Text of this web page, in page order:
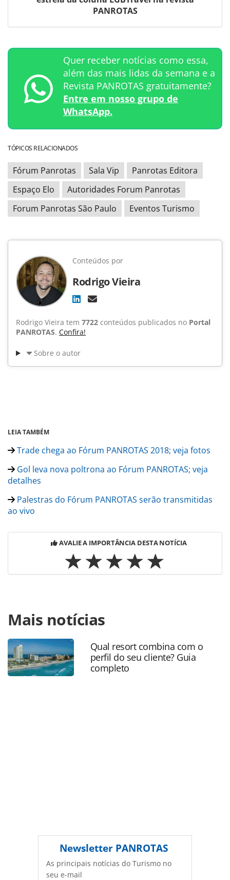
PANROTAS
Quer receber notícias como essa,
além das mais lidas da semana e a
Revista PANROTAS gratuitamente?
Entre em nosso grupo de
WhatsApp.
TÓPICOS RELACIONADOS
Fórum Panrotas Sala Vip
Panrotas Editora
Espaço Elo
Autoridades Forum Panrotas
Forum Panrotas São Paulo
Eventos Turismo
Conteúdos por
Rodrigo Vieira
Rodrigo Vieira tem 7722 conteúdos publicados no Portal
PANROTAS. Confira!
Sobre o autor
LEIA TAMBÉM
Trade chega ao Fórum PANROTAS 2018; veja fotos
Gol leva nova poltrona ao Fórum PANROTAS; veja
detalhes
Palestras do Fórum PANROTAS serão transmitidas
ao vivo
AVALIE A IMPORTÂNCIA DESTA NOTÍCIA
https://www.panrotas.com.br/gente/eventos/2018/03/sala-
vip-veja-as-primeiras-fotos-do-espaco-elo-no-
forum_154143.html ou as ferramentas oferecidas na
página. Todo o conteúdo produzido pela PANROTAS
Editora é protegido pela legislação brasileira sobre direito
autoral. Não reproduza o conteúdo sem autorização da
Mais notícias
Qual resort combina com o
perfil do seu cliente? Guia
completo
Newsletter PANROTAS
As principais notícias do Turismo no
seu e-mail